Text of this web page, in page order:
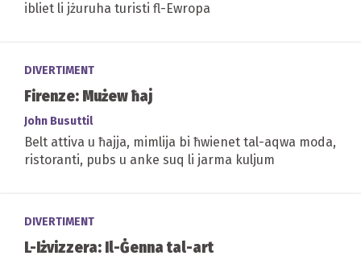
ibliet li jżuruha turisti fl-Ewropa
DIVERTIMENT
Firenze: Mużew ħaj
John Busuttil
Belt attiva u ħajja, mimlija bi ħwienet tal-aqwa moda,
ristoranti, pubs u anke suq li jarma kuljum
DIVERTIMENT
L-Iżvizzera: Il-Ġenna tal-art